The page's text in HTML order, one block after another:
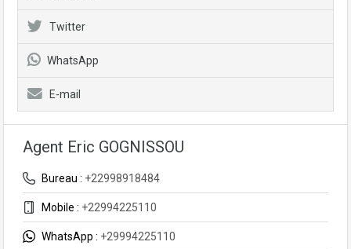
Twitter
WhatsApp
E-mail
Agent Eric GOGNISSOU
Bureau : +22998918484
Mobile : +22994225110
WhatsApp : +29994225110